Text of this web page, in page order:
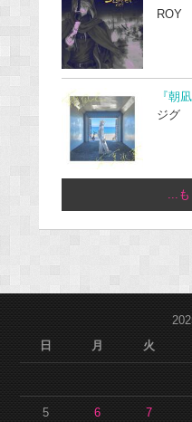
ROY
『朝
ジグ
...も
日
月 火
5 6 7